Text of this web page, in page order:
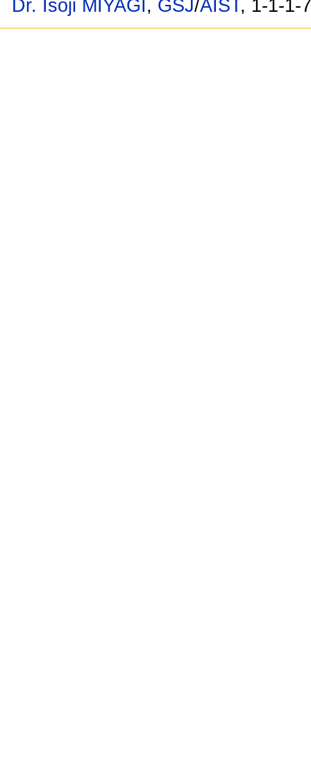
Dr. Isoji MIYAGI, GSJ/AIST, 1-1-1-